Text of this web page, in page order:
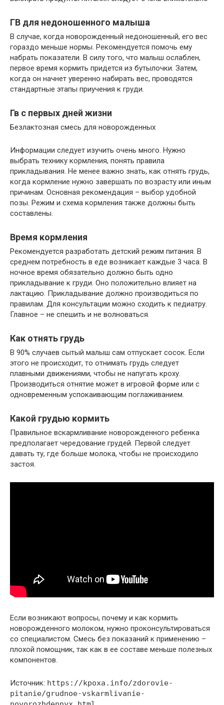
ГВ для недоношенного малыша
В случае, когда новорожденный недоношенный, его вес
гораздо меньше нормы. Рекомендуется помочь ему
набрать показатели. В силу того, что малыш ослаблен,
первое время кормить придется из бутылочки. Затем,
когда он начнет уверенно набирать вес, проводятся
стандартные этапы приучения к груди.
Гв с первых дней жизни
Безлактозная смесь для новорожденных
Информации следует изучить очень много. Нужно
выбрать технику кормления, понять правила
прикладывания. Не менее важно знать, как отнять грудь,
когда кормление нужно завершать по возрасту или иным
причинам. Основная рекомендация – выбор удобной
позы. Режим и схема кормления также должны быть
составлены.
Время кормления
Рекомендуется разработать детский режим питания. В
среднем потребность в еде возникает каждые 3 часа. В
ночное время обязательно должно быть одно
прикладывание к груди. Оно положительно влияет на
лактацию. Прикладывание должно производиться по
правилам. Для консультации можно сходить к педиатру.
Главное – не спешить и не волноваться.
Как отнять грудь
В 90% случаев сытый малыш сам отпускает сосок. Если
этого не происходит, то отнимать грудь следует
плавными движениями, чтобы не напугать кроху.
Производиться отнятие может в игровой форме или с
одновременным успокаивающим поглаживанием.
Какой грудью кормить
Правильное вскармливание новорожденного ребенка
предполагает чередование грудей. Первой следует
давать ту, где больше молока, чтобы не происходило
застоя.
Если возникают вопросы, почему и как кормить
новорожденного молоком, нужно проконсультироваться
со специалистом. Смесь без показаний к применению –
плохой помощник, так как в ее составе меньше полезных
компонентов.
Источник: https://kpoxa.info/zdorovie-
pitanie/grudnoe-vskarmlivanie-